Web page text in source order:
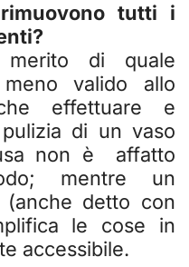
tutti i
di quale
valido allo
effettuare e
di un vaso
non è affatto
mentre un
(anche detto con
le cose in
accessibile.